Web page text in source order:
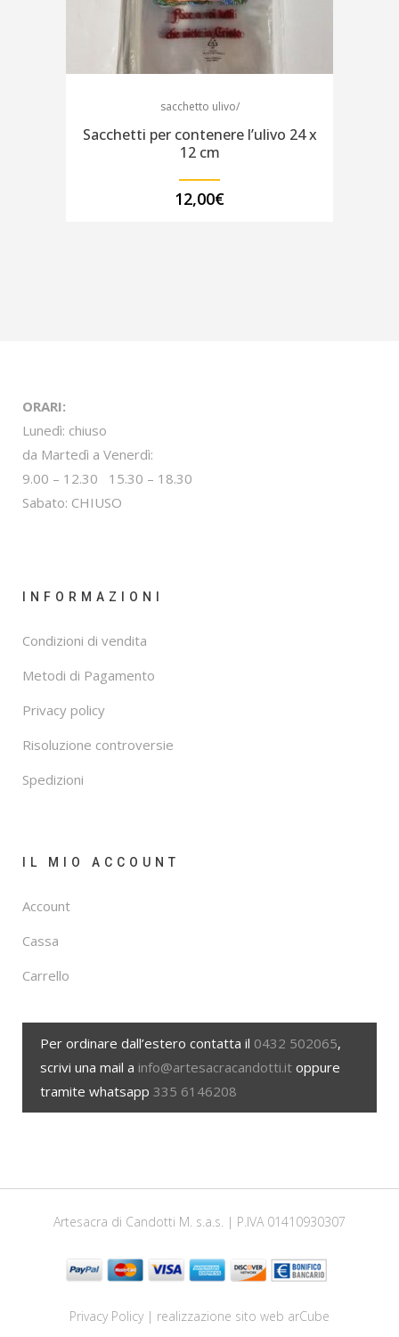
sacchetto ulivo/
Sacchetti per contenere l’ulivo 24 x
12 cm
12,00€
ORARI:
Lunedì: chiuso
da Martedì a Venerdì:
9.00 – 12.30 15.30 – 18.30
Sabato: CHIUSO
INFORMAZIONI
Condizioni di vendita
Metodi di Pagamento
Privacy policy
Risoluzione controversie
Spedizioni
IL MIO ACCOUNT
Account
Cassa
Carrello
Per ordinare dall’estero contatta il 0432 502065,
scrivi una mail a info@artesacracandotti.it oppure
tramite whatsapp 335 6146208
Artesacra di Candotti M. s.a.s. | P.IVA 01410930307
Privacy Policy| realizzazione sito web arCube